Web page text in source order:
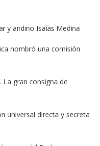
y andino Isaías Medina
nombró una comisión
gran consigna de
universal directa y secreta